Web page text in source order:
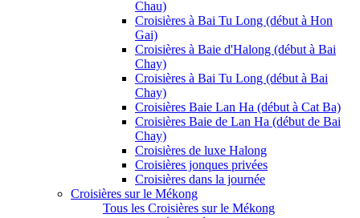
Chau)
Croisières à Bai Tu Long (début à Hon
Gai)
Croisières à Baie d'Halong (début à Bai
Chay)
Croisières à Bai Tu Long (début à Bai
Chay)
Croisières Baie Lan Ha (début à Cat Ba)
Croisières Baie de Lan Ha (début de Bai
Chay)
Croisières de luxe Halong
Croisières jonques privées
Croisières dans la journée
Croisières sur le Mékong
Tous les Croisières sur le Mékong